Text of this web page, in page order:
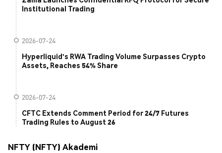
Institutional Trading
2026-07-24
Hyperliquid's RWA Trading Volume Surpasses Crypto
Assets, Reaches 54% Share
2026-07-24
CFTC Extends Comment Period for 24/7 Futures
Trading Rules to August 26
NFTY (NFTY) Akademi